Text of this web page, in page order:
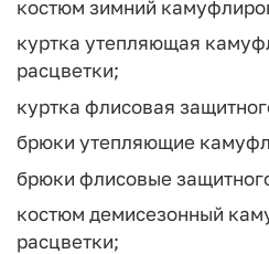
костюм зимний
куртка утепляющая
расцветки;
куртка флисовая
брюки утепляющие
брюки флисовые
костюм демисезонный
расцветки;